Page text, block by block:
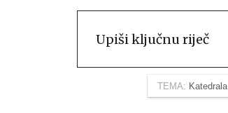
TEMA: Katedrala